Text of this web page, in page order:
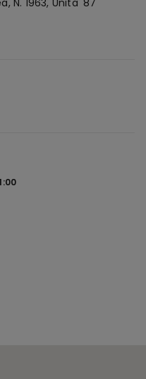
N. 1963, Unita' 87